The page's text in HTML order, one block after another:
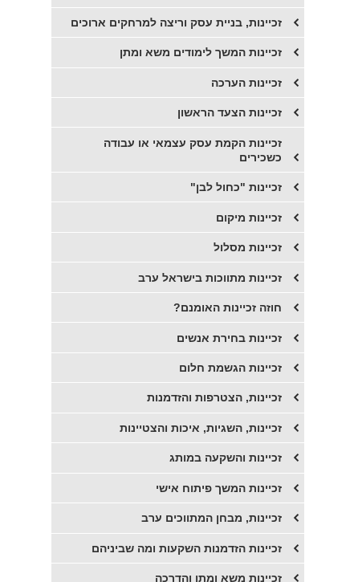
זכיינות, בניית עסק וריצה למרחקים ארוכים
זכיינות המשך לימודים משא ומתן
זכיינות הערכה
זכיינות הצעד הראשון
זכיינות הקמת עסק עצמאי או עבודה
כשכירים
זכיינות "כחול לבן"
זכיינות מיקום
זכיינות מסלול
זכיינות מתווכות בישראל ערב
חוזה זכיינות האומנם?
זכיינות בחירת אנשים
זכיינות הגשמת חלום
זכיינות, הצטרפות והזדמנות
זכיינות, השגיות, איכות והצטיינות
זכיינות והשקעה במותג
זכיינות המשך פיתוח אישי
זכיינות, מבחן המתווכים ערב
זכיינות הזדמנות השקעות ומה שביניהם
זכיינות משא ומתן והדרכה